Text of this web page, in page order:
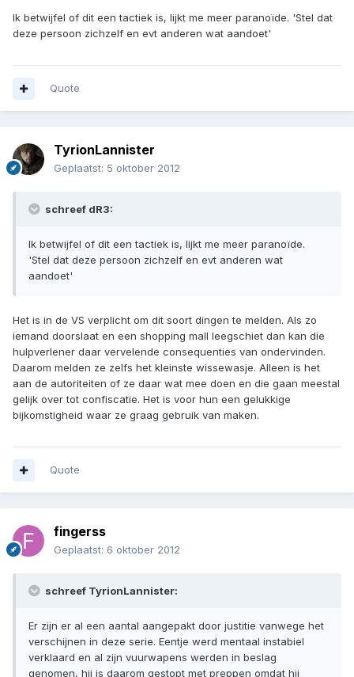
Ik betwijfel of dit een tactiek is, lijkt me meer paranoïde. 'Stel dat
deze persoon zichzelf en evt anderen wat aandoet'
Quote
TyrionLannister
Geplaatst: 5 oktober 2012
schreef dR3:
Ik betwijfel of dit een tactiek is, lijkt me meer paranoïde.
'Stel dat deze persoon zichzelf en evt anderen wat
aandoet'
Het is in de VS verplicht om dit soort dingen te melden. Als zo
iemand doorslaat en een shopping mall leegschiet dan kan die
hulpverlener daar vervelende consequenties van ondervinden.
Daarom melden ze zelfs het kleinste wissewasje. Alleen is het
aan de autoriteiten of ze daar wat mee doen en die gaan meestal
gelijk over tot confiscatie. Het is voor hun een gelukkige
bijkomstigheid waar ze graag gebruik van maken.
Quote
fingerss
Geplaatst: 6 oktober 2012
schreef TyrionLannister:
Er zijn er al een aantal aangepakt door justitie vanwege het
verschijnen in deze serie. Eentje werd mentaal instabiel
verklaard en al zijn vuurwapens werden in beslag
genomen, hij is daarom gestopt met preppen omdat hij